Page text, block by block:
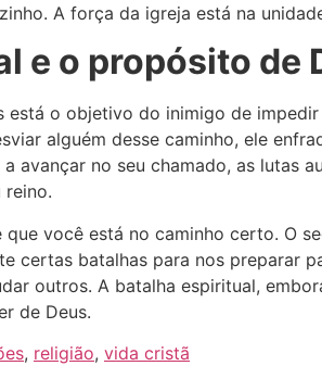
A força da igreja está na
e o propósito de
está o objetivo do inimigo de
alguém desse caminho, ele
avançar no seu chamado, as lutas
reino.
você está no caminho certo. O
certas batalhas para nos preparar
outros. A batalha espiritual,
de Deus.
, religião, vida cristã